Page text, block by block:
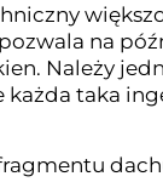
na
Należy
każda taka